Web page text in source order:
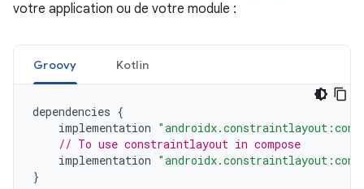
votre application ou de votre module :
Groovy Kotlin
dependencies {
implementation
// To use constraintlayout in compose
implementation
}